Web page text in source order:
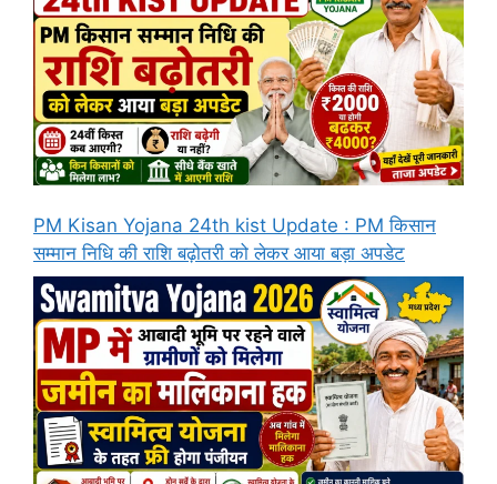
PM Kisan Yojana 24th kist Update : PM किसान
सम्मान निधि की राशि बढ़ोतरी को लेकर आया बड़ा अपडेट